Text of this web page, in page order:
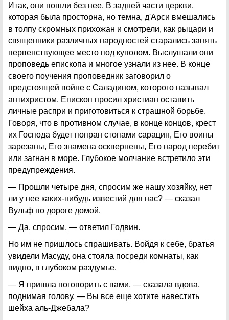
Итак, они пошли без нее. В задней части церкви,
которая была просторна, но темна, д'Арси вмешались
в толпу скромных прихожан и смотрели, как рыцари и
священники различных народностей старались занять
первенствующее место под куполом. Выслушали они
проповедь епископа и многое узнали из нее. В конце
своего поучения проповедник заговорил о
предстоящей войне с Саладином, которого называл
антихристом. Епископ просил христиан оставить
личные распри и приготовиться к страшной борьбе.
Говоря, что в противном случае, в конце концов, крест
их Господа будет попран стопами сарацин, Его воины
зарезаны, Его знамена осквернены, Его народ перебит
или загнан в море. Глубокое молчание встретило эти
предупреждения.
— Прошли четыре дня, спросим же нашу хозяйку, нет
ли у нее каких-нибудь известий для нас? — сказал
Вульф по дороге домой.
— Да, спросим, — ответил Годвин.
Но им не пришлось спрашивать. Войдя к себе, братья
увидели Масуду, она стояла посреди комнаты, как
видно, в глубоком раздумье.
— Я пришла поговорить с вами, — сказала вдова,
поднимая голову. — Вы все еще хотите навестить
шейха аль-Джебала?